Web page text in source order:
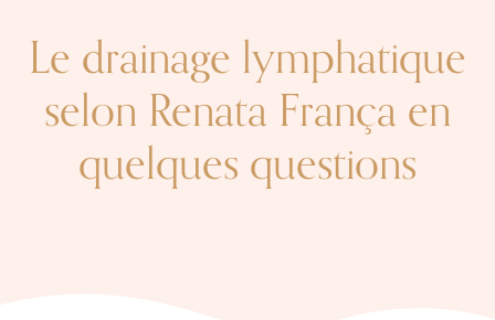
Le drainage lymphatique
selon Renata França en
quelques questions